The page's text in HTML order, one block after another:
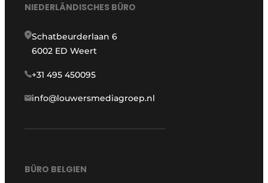
NIEDERLÄNDISCHES BÜRO
Schatbeurderlaan 6
6002 ED Weert
+31 495 450095
info@louwersmediagroep.nl
BÜRO BELGIEN